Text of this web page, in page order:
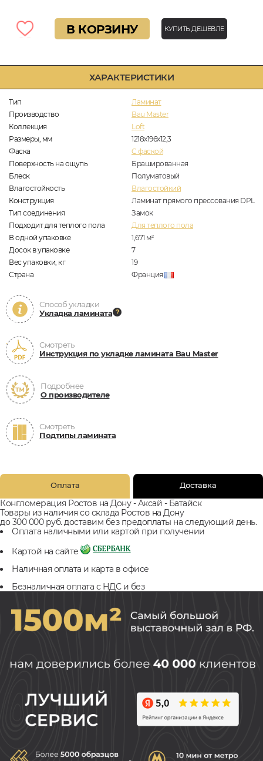
ХАРАКТЕРИСТИКИ
Тип
Ламинат
Производство
Bau Master
Коллекция
Loft
Размеры, мм
1218х196х12,3
Фаска
C фаской
Поверхность на ощупь
Брашированная
Блеск
Полуматовый
Влагостойкость
Влагостойкий
Конструкция
Ламинат прямого прессования DPL
Тип соединения
Замок
Подходит для теплого пола
Для теплого пола
В одной упаковке
1,671 м2
Досок в упаковке
7
Вес упаковки, кг
19
Страна
Франция
Способ укладки
Укладка ламината
Смотреть
Инструкция по укладке ламината Bau Master
Подробнее
О производителе
Смотреть
Подтипы ламината
В КОРЗИНУ КУПИТЬ ДЕШЕВЛЕ
Оплата Доставка
Конгломерация Ростов на Дону - Аксай - Батайск
Товары из наличия со склада Ростов на Дону
до 300 000 руб. доставим без предоплаты на следующий день.
Оплата наличными или картой при получении
Картой на сайте
Наличная оплата и карта в офисе
Безналичная оплата с НДС и без